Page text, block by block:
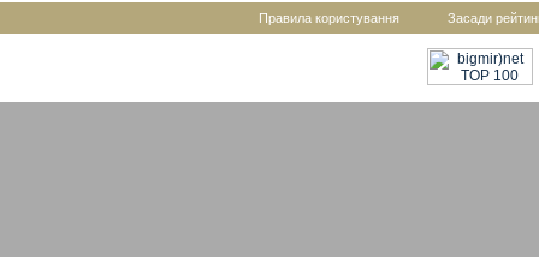
Правила користування Засади